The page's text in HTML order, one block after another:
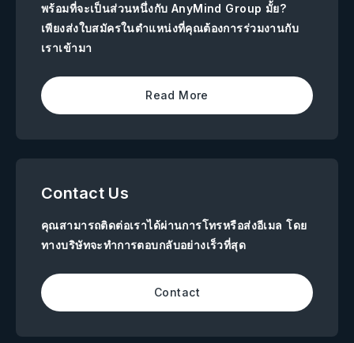
พร้อมที่จะเป็นส่วนหนึ่งกับ AnyMind Group มั้ย?
เพียงส่งใบสมัครในตำแหน่งที่คุณต้องการร่วมงานกับ
เราเข้ามา
Read More
Contact Us
คุณสามารถติดต่อเราได้ผ่านการโทรหรือส่งอีเมล โดย
ทางบริษัทจะทำการตอบกลับอย่างเร็วที่สุด
Contact